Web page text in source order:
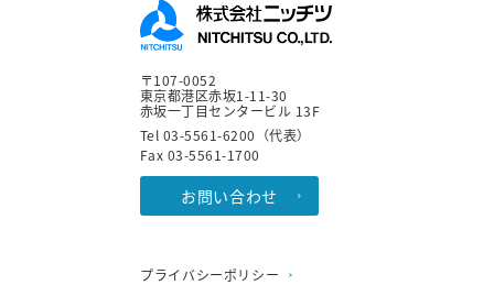
〒107-0052
東京都港区赤坂1-11-30
赤坂一丁目センタービル 13F
Tel 03-5561-6200（代表）
Fax 03-5561-1700
お問い合わせ
プライバシーポリシー